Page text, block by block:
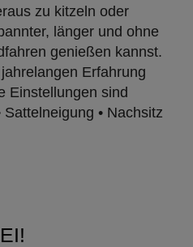
zu kitzeln oder
länger und ohne
genießen kannst.
Erfahrung
Einstellungen sind
Sattelneigung • Nachsitz